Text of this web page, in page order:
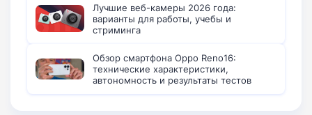
Лучшие веб-камеры 2026 года:
варианты для работы, учебы и
стриминга
Обзор смартфона Oppo Reno16:
технические характеристики,
автономность и результаты тестов